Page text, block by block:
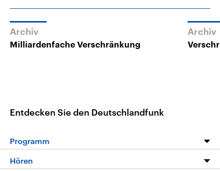
Archiv
Milliardenfache Verschränkung
Archiv
Entdecken Sie den Deutschlandfunk
Programm
Hören